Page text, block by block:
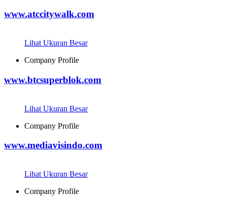
www.atccitywalk.com
Lihat Ukuran Besar
Company Profile
www.btcsuperblok.com
Lihat Ukuran Besar
Company Profile
www.mediavisindo.com
Lihat Ukuran Besar
Company Profile